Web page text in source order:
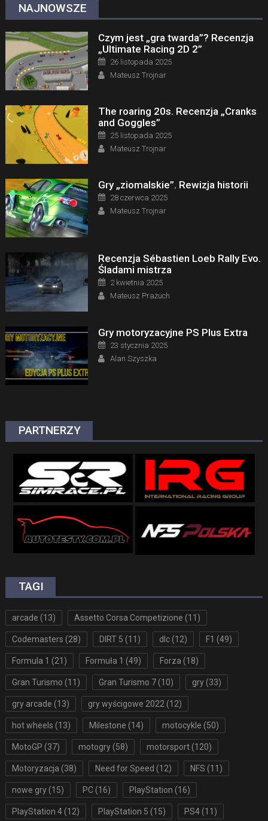
NAJNOWSZE
Czym jest „gra twarda”? Recenzja
„Ultimate Racing 2D 2”
Posted on
26 listopada 2025
Author
Mateusz Trojnar
The roaring 20s. Recenzja „Cranks
and Goggles”
Posted on
25 listopada 2025
Author
Mateusz Trojnar
Gry „ziomalskie”. Rewizja historii
Posted on
28 czerwca 2025
Author
Mateusz Trojnar
Recenzja Sébastien Loeb Rally Evo.
Śladami mistrza
Posted on
2 kwietnia 2025
Author
Mateusz Prażuch
Gry motoryzacyjne PS Plus Extra
Posted on
23 stycznia 2025
Author
Alan Szyszka
PARTNERZY
TAGI
arcade (13) Assetto Corsa Competizione (11)
Codemasters (28) DIRT 5 (11) dlc(12) F1 (49)
Formula 1 (21) Formuła 1 (49) Forza (18)
Gran Turismo (11) Gran Turismo 7(10) gry(33)
gry arcade (13) gry wyścigowe 2022 (12)
hot wheels (13) Milestone (14) motocykle (50)
MotoGP (37) motogry(58) motorsport(120)
Motoryzacja (38) Need for Speed (12) NFS (11)
nowe gry(15) PC (16) PlayStation (16)
PlayStation 4(12) PlayStation 5 (15) PS4(11)